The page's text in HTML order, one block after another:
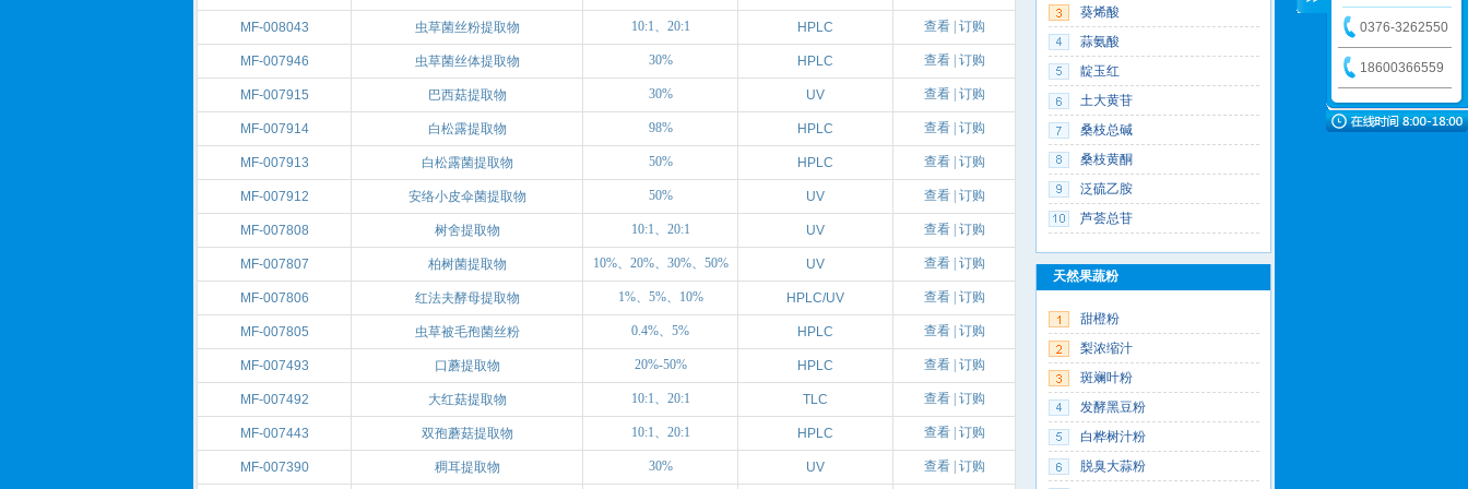
MF-008043 虫草菌丝粉提取物 10:1、20:1 HPLC 查看| 订购
MF-007946 虫草菌丝体提取物 30% HPLC 查看| 订购
MF-007915 巴西菇提取物 30% UV 查看| 订购
MF-007914 白松露提取物 98% HPLC 查看| 订购
MF-007913 白松露菌提取物 50% HPLC 查看| 订购
MF-007912 安络小皮伞菌提取物 50% UV 查看| 订购
MF-007808 树舍提取物 10:1、20:1 UV 查看| 订购
MF-007807 柏树菌提取物 10%、20%、30%、50% UV 查看| 订购
MF-007806 红法夫酵母提取物 1%、5%、10% HPLC/UV 查看| 订购
MF-007805 虫草被毛孢菌丝粉 0.4%、5% HPLC 查看| 订购
MF-007493 口蘑提取物 20%-50% HPLC 查看| 订购
MF-007492 大红菇提取物 10:1、20:1 TLC 查看| 订购
MF-007443 双孢蘑菇提取物 10:1、20:1 HPLC 查看| 订购
MF-007390 稠耳提取物 30% UV 查看| 订购
葵烯酸
蒜氨酸
靛玉红
土大黄苷
桑枝总碱
桑枝黄酮
泛硫乙胺
芦荟总苷
天然果蔬粉
甜橙粉
梨浓缩汁
斑斓叶粉
发酵黑豆粉
白桦树汁粉
脱臭大蒜粉
0376-3262550
18600366559